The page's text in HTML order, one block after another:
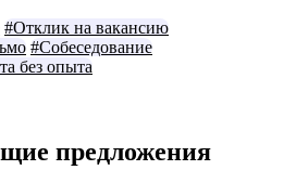
#Отклик на вакансию
#Собеседование
без опыта
предложения